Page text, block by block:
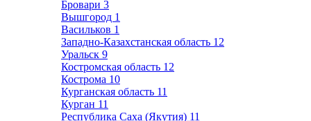
Бровари 3
Вышгород 1
Васильков 1
Западно-Казахстанская область 12
Уральск 9
Костромская область 12
Кострома 10
Курганская область 11
Курган 11
Республика Саха (Якутия) 11